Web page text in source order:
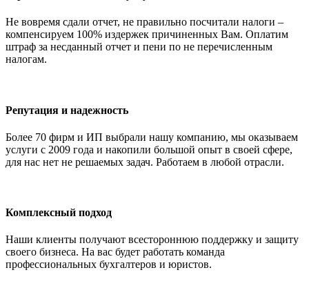
Не вовремя сдали отчет, не правильно посчитали налоги –
компенсируем 100% издержек причиненных Вам. Оплатим
штраф за несданный отчет и пени по не перечисленным
налогам.
Репутация и надежность
Более 70 фирм и ИП выбрали нашу компанию, мы оказываем
услуги с 2009 года и накопили большой опыт в своей сфере,
для нас нет не решаемых задач. Работаем в любой отрасли.
Комплексный подход
Наши клиенты получают всестороннюю поддержку и защиту
своего бизнеса. На вас будет работать команда
профессиональных бухгалтеров и юристов.